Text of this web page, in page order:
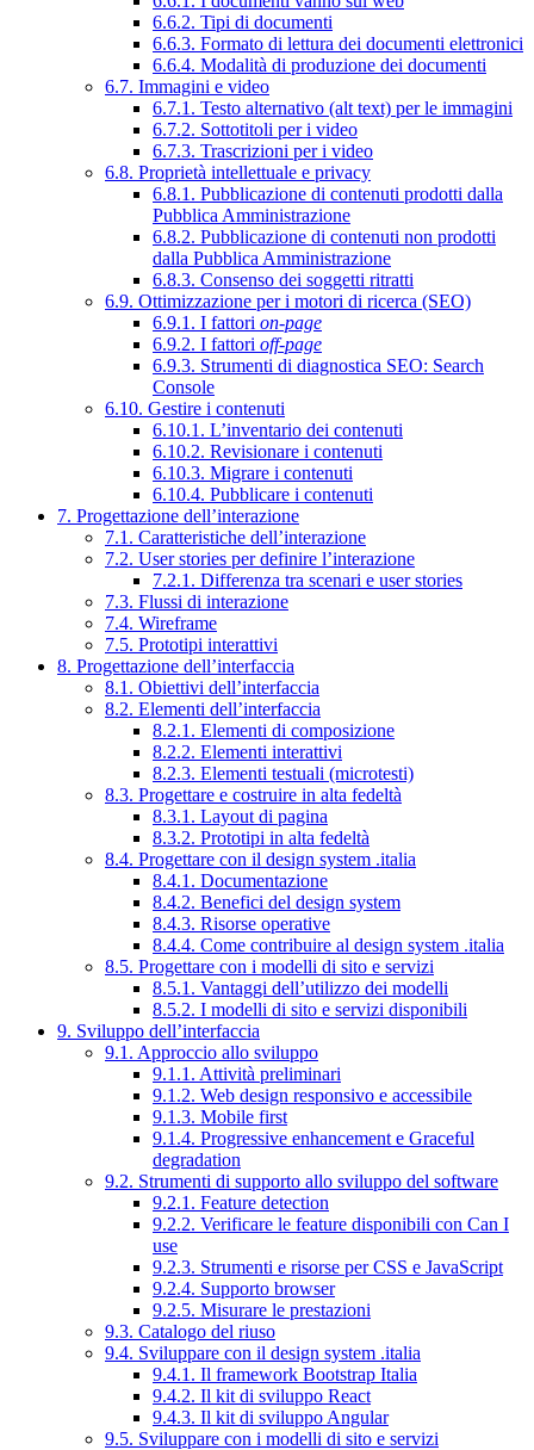
6.6.2. Tipi di documenti
6.6.3. Formato di lettura dei documenti elettronici
6.6.4. Modalità di produzione dei documenti
6.7. Immagini e video
6.7.1. Testo alternativo (alt text) per le immagini
6.7.2. Sottotitoli per i video
6.7.3. Trascrizioni per i video
6.8. Proprietà intellettuale e privacy
6.8.1. Pubblicazione di contenuti prodotti dalla
Pubblica Amministrazione
6.8.2. Pubblicazione di contenuti non prodotti
dalla Pubblica Amministrazione
6.8.3. Consenso dei soggetti ritratti
6.9. Ottimizzazione per i motori di ricerca (SEO)
6.9.1. I fattori on-page
6.9.2. I fattori off-page
6.9.3. Strumenti di diagnostica SEO: Search
Console
6.10. Gestire i contenuti
6.10.1. L’inventario dei contenuti
6.10.2. Revisionare i contenuti
6.10.3. Migrare i contenuti
6.10.4. Pubblicare i contenuti
7. Progettazione dell’interazione
7.1. Caratteristiche dell’interazione
7.2. User stories per definire l’interazione
7.2.1. Differenza tra scenari e user stories
7.3. Flussi di interazione
7.4. Wireframe
7.5. Prototipi interattivi
8. Progettazione dell’interfaccia
8.1. Obiettivi dell’interfaccia
8.2. Elementi dell’interfaccia
8.2.1. Elementi di composizione
8.2.2. Elementi interattivi
8.2.3. Elementi testuali (microtesti)
8.3. Progettare e costruire in alta fedeltà
8.3.1. Layout di pagina
8.3.2. Prototipi in alta fedeltà
8.4. Progettare con il design system .italia
8.4.1. Documentazione
8.4.2. Benefici del design system
8.4.3. Risorse operative
8.4.4. Come contribuire al design system .italia
8.5. Progettare con i modelli di sito e servizi
8.5.1. Vantaggi dell’utilizzo dei modelli
8.5.2. I modelli di sito e servizi disponibili
9. Sviluppo dell’interfaccia
9.1. Approccio allo sviluppo
9.1.1. Attività preliminari
9.1.2. Web design responsivo e accessibile
9.1.3. Mobile first
9.1.4. Progressive enhancement e Graceful
degradation
9.2. Strumenti di supporto allo sviluppo del software
9.2.1. Feature detection
9.2.2. Verificare le feature disponibili con Can I
use
9.2.3. Strumenti e risorse per CSS e JavaScript
9.2.4. Supporto browser
9.2.5. Misurare le prestazioni
9.3. Catalogo del riuso
9.4. Sviluppare con il design system .italia
9.4.1. Il framework Bootstrap Italia
9.4.2. Il kit di sviluppo React
9.4.3. Il kit di sviluppo Angular
9.5. Sviluppare con i modelli di sito e servizi